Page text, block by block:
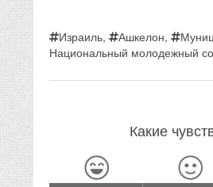
Израиль, Ашкелон,
Национальный молодежный
Какие